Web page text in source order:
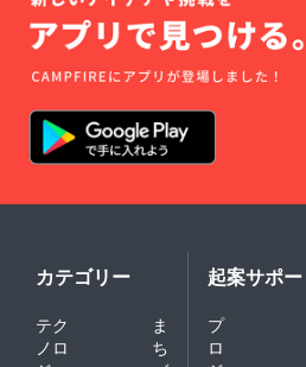
カテゴリー
テク
ノロ
ま
ち
起案サポー
プ
ロ